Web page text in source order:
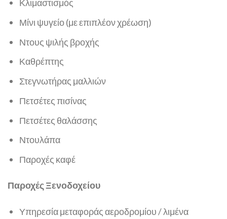
Κλιμαστισμός
Μίνι ψυγείο (με επιπλέον χρέωση)
Ντους ψιλής βροχής
Καθρέπτης
Στεγνωτήρας μαλλιών
Πετσέτες πισίνας
Πετσέτες θαλάσσης
Ντουλάπα
Παροχές καφέ
Παροχές Ξενοδοχείου
Υπηρεσία μεταφοράς αεροδρομίου / λιμένα